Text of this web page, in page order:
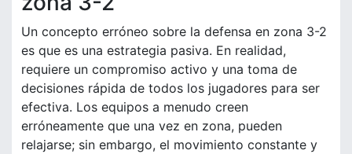
Un concepto erróneo sobre la defensa en zona 3-2
es que es una estrategia pasiva. En realidad,
requiere un compromiso activo y una toma de
decisiones rápida de todos los jugadores para ser
efectiva. Los equipos a menudo creen
erróneamente que una vez en zona, pueden
relajarse; sin embargo, el movimiento constante y